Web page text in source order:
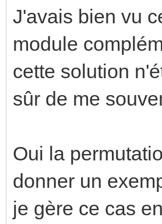
J'avais bien vu
module
cette solution
sûr de me
Oui la
donner un
je gère ce cas